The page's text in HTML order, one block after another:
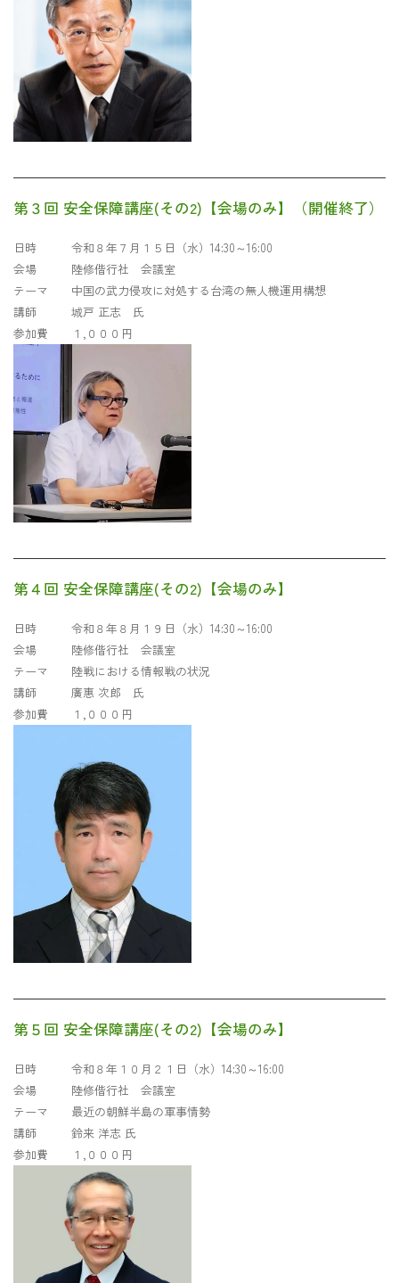
第３回 安全保障講座(その2)【会場のみ】（開催終了）
日時 令和８年７月１５日（水）14:30～16:00
会場 陸修偕行社 会議室
テーマ 中国の武力侵攻に対処する台湾の無人機運用構想
講師 城戸 正志 氏
参加費 １,０００円
第４回 安全保障講座(その2)【会場のみ】
日時 令和８年８月１９日（水）14:30～16:00
会場 陸修偕行社 会議室
テーマ 陸戦における情報戦の状況
講師 廣惠 次郎 氏
参加費 １,０００円
第５回 安全保障講座(その2)【会場のみ】
日時 令和８年１０月２１日（水）14:30～16:00
会場 陸修偕行社 会議室
テーマ 最近の朝鮮半島の軍事情勢
講師 鈴来 洋志 氏
参加費 １,０００円